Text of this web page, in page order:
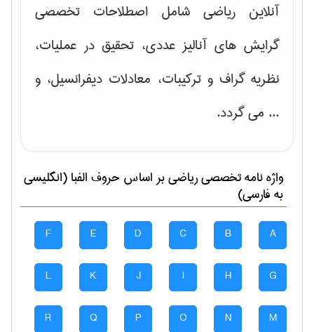
آنلاین ریاضی شامل اصطلاحات تخصصی
گرایش های آنالیز عددی، تحقیق در عملیات،
نظریه گراف و تركیبات، معادلات دیفرانسیل، و
... می گردد.
واژه نامه تخصصیرياضیبر اساس حروف الفبا (انگلیسی
به فارسی)
A
B
C
D
E
F
G
H
I
J
K
L
M
N
O
P
Q
R